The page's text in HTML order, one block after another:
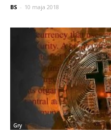
BS - 10 maja 2018
Gry